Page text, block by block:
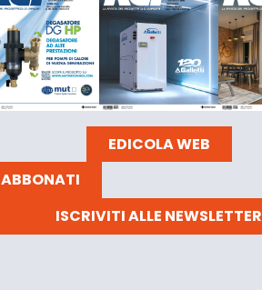
EDICOLA WEB
ABBONATI
ISCRIVITI ALLE NEWSLETTER